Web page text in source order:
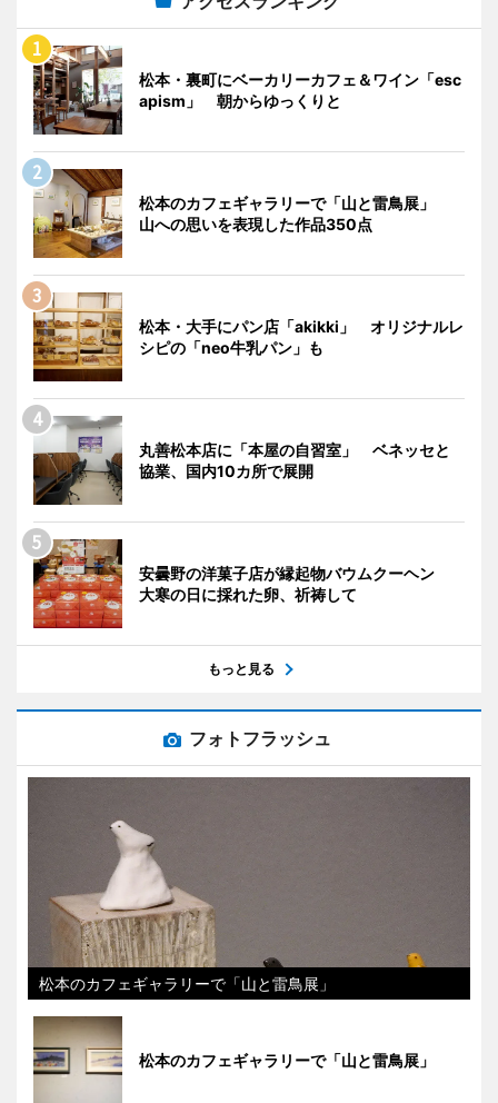
松本・裏町にベーカリーカフェ＆ワイン「esc
apism」 朝からゆっくりと
松本のカフェギャラリーで「山と雷鳥展」
山への思いを表現した作品350点
松本・大手にパン店「akikki」 オリジナルレ
シピの「neo牛乳パン」も
丸善松本店に「本屋の自習室」 ベネッセと
協業、国内10カ所で展開
安曇野の洋菓子店が縁起物バウムクーヘン
大寒の日に採れた卵、祈祷して
もっと見る
フォトフラッシュ
松本のカフェギャラリーで「山と雷鳥展」
松本のカフェギャラリーで「山と雷鳥展」